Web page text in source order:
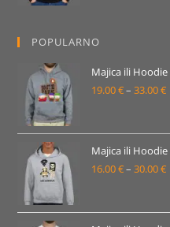
POPULARNO
Majica ili
19.00€– 33.00€
Majica ili
16.00€– 30.00€